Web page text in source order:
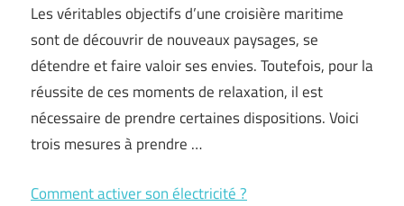
Les véritables objectifs d’une croisière maritime
sont de découvrir de nouveaux paysages, se
détendre et faire valoir ses envies. Toutefois, pour la
réussite de ces moments de relaxation, il est
nécessaire de prendre certaines dispositions. Voici
trois mesures à prendre …
Comment activer son électricité ?